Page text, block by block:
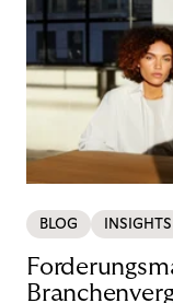
BLOG INSIGHTS